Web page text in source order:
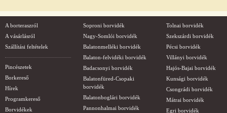
A borteraszról
A vásárlásról
Szállítási feltételek
Pincészetek
Borkereső
Hírek
Programkereső
Borvidékek
Soproni borvidék
Nagy-Somlói borvidék
Balatonmelléki borvidék
Balaton-felvidéki borvidék
Badacsonyi borvidék
Balatonfüred-Csopaki
borvidék
Balatonboglári borvidék
Pannonhalmai borvidék
Tolnai borvidék
Szekszárdi borvidék
Pécsi borvidék
Villányi borvidék
Hajós-Bajai borvidék
Kunsági borvidék
Csongrádi borvidék
Mátrai borvidék
Egri borvidék